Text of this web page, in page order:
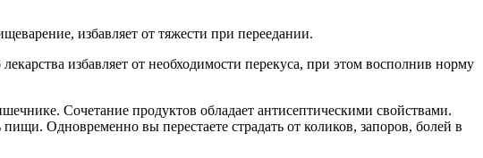
избавляет от тяжести при переедании.
избавляет от необходимости перекуса, при этом восполнив норму
Сочетание продуктов обладает антисептическими свойствами.
Одновременно вы перестаете страдать от коликов, запоров, болей в